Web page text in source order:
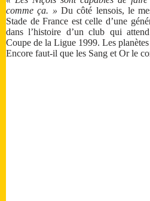
comme ça. » Du côté lensois, le
Stade de France est celle d’une
dans l’histoire d’un club qui
Coupe de la Ligue 1999. Les
Encore faut-il que les Sang et Or le